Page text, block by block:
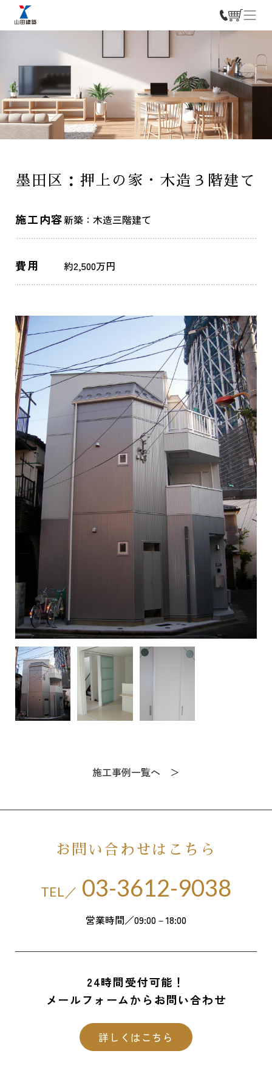
施工事例
会社概要
お問い合わせ
墨田区：押上の家・木造３階建て
施工内容新築：木造三階建て
費用 約2,500万円
施工事例一覧へ ＞
お問い合わせはこちら
TEL／ 03-3612-9038
営業時間／09:00－18:00
24時間受付可能！
メールフォームからお問い合わせ
詳しくはこちら